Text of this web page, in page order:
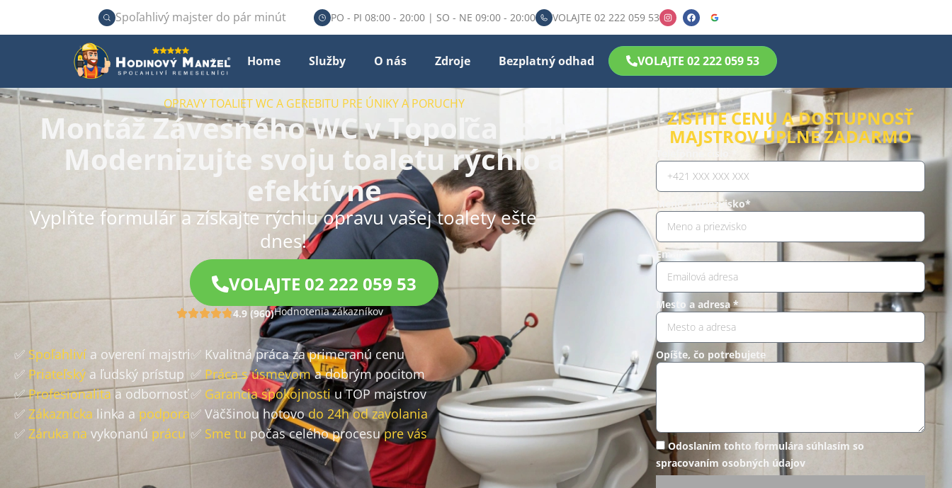
Spoľahlivý majster do pár minút PO - PI 08:00 - 20:00 | SO - NE 09:00 - 20:00 VOLAJTE 02 222 059 53
Home Služby O nás Zdroje Bezplatný odhad VOLAJTE 02 222 059 53
OPRAVY TOALIET WC A GEREBITU PRE ÚNIKY A PORUCHY
Montáž Závesného WC v Topoľčanoch –
Modernizujte svoju toaletu rýchlo a
efektívne
Vyplňte formulár a získajte rýchlu opravu vašej toalety ešte
dnes!
VOLAJTE 02 222 059 53
4.9 (960)Hodnotenia zákazníkov
✅ Spoľahliví a overení majstri
✅ Priateľský a ľudský prístup
✅Profesionalitaa odbornosť
✅ Zákaznícka linka a podpora
✅ Záruka na vykonanú prácu
✅ Kvalitná práca za primeranú cenu
✅ Práca s úsmevoma dobrým pocitom
✅ Garancia spokojnostiu TOP majstrov
✅ Väčšinou hotovodo 24h od zavolania
✅ Sme tu počas celého procesupre vás
ZISTITE CENU A DOSTUPNOSŤ
MAJSTROV ÚPLNE ZADARMO
Telefónne číslo *
Meno a priezvisko*
Email*
Mesto a adresa *
Opíšte, čo potrebujete
Odoslaním tohto formulára súhlasím so
spracovaním osobných údajov